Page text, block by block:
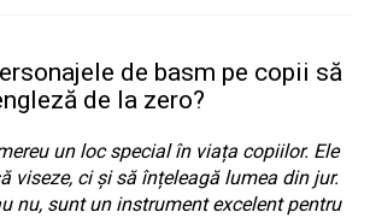
de basm pe copii să
de la zero?
un loc special în viața copiilor. Ele
viseze, ci și să înțeleagă lumea din jur.
nu, sunt un instrument excelent pentru